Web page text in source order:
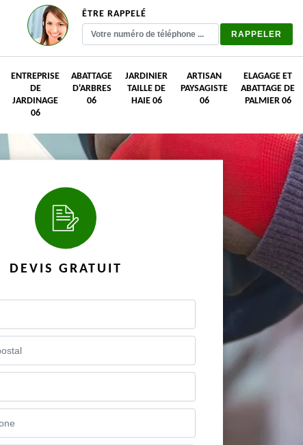
ÊTRE RAPPELÉ
ENTREPRISE
DE
JARDINAGE
06
ABATTAGE
D'ARBRES
06
JARDINIER
TAILLE DE
HAIE 06
ARTISAN
PAYSAGISTE
06
ELAGAGE ET
ABATTAGE DE
PALMIER 06
DEVIS GRATUIT